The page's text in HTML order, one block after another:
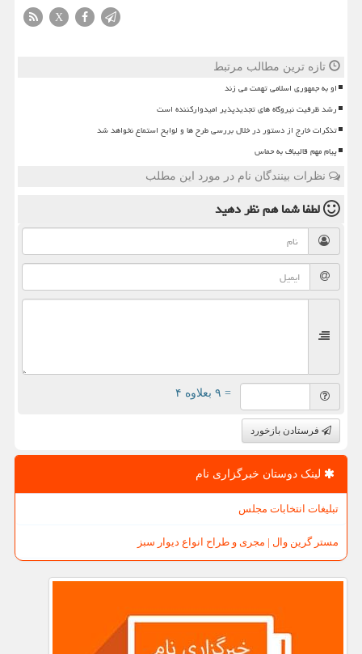
X
تازه ترین مطالب مرتبط
او به جمهوری اسلامی تهمت می زند
رشد ظرفیت نیروگاه های تجدیدپذیر امیدوارکننده است
تذکرات خارج از دستور در خلال بررسی طرح ها و لوایح استماع نخواهد شد
پیام مهم قالیباف به حماس
نظرات بینندگان نام در مورد این مطلب
لطفا شما همنظر دهید
= ۹ بعلاوه ۴
فرستادن بازخورد
لینک دوستان خبرگزاری نام
تبلیغات انتخابات مجلس
مستر گرین وال | مجری و طراح انواع دیوار سبز